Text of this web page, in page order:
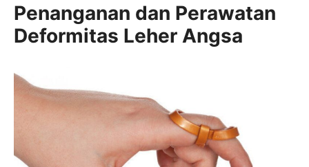
Penanganan dan Perawatan
Deformitas Leher Angsa